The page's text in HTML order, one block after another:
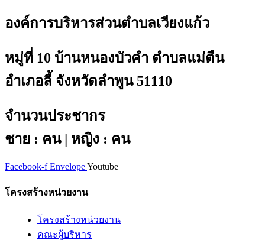
องค์การบริหารส่วนตำบลเวียงแก้ว
หมู่ที่ 10 บ้านหนองบัวคำ ตำบลแม่ตืน
อำเภอลี้ จังหวัดลำพูน 51110
จำนวนประชากร
ชาย : คน | หญิง : คน
Facebook-f EnvelopeYoutube
โครงสร้างหน่วยงาน
โครงสร้างหน่วยงาน
คณะผู้บริหาร